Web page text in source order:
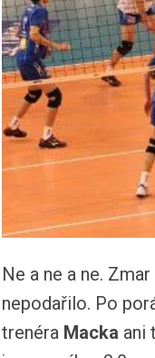
Ne a ne a ne.
nepodařilo. Po
trenéra Macka ani